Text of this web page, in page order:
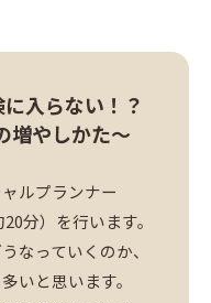
入らない！？
増やしかた～
ルプランナー
分）を行います。
なっていくのか、
いと思います。